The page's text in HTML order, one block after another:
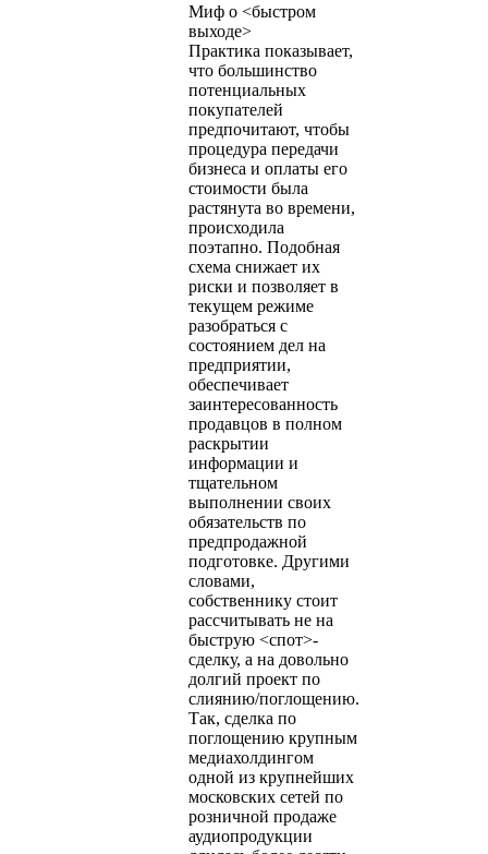
Миф о <быстром
выходе>
Практика показывает,
что большинство
потенциальных
покупателей
предпочитают, чтобы
процедура передачи
бизнеса и оплаты его
стоимости была
растянута во времени,
происходила
поэтапно. Подобная
схема снижает их
риски и позволяет в
текущем режиме
разобраться с
состоянием дел на
предприятии,
обеспечивает
заинтересованность
продавцов в полном
раскрытии
информации и
тщательном
выполнении своих
обязательств по
предпродажной
подготовке. Другими
словами,
собственнику стоит
рассчитывать не на
быструю <спот>-
сделку, а на довольно
долгий проект по
слиянию/поглощению.
Так, сделка по
поглощению крупным
медиахолдингом
одной из крупнейших
московских сетей по
розничной продаже
аудиопродукции